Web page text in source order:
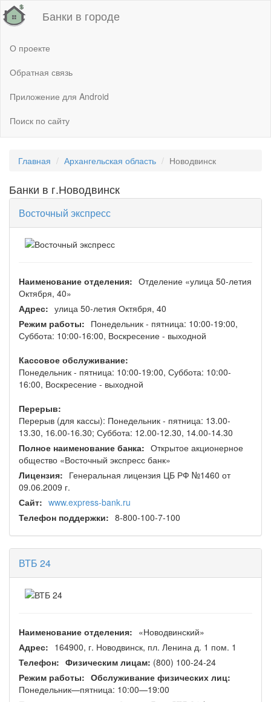
Банки в городе
О проекте
Обратная связь
Приложение для Android
Поиск по сайту
Главная Архангельская область Новодвинск
Банки в г.Новодвинск
Восточный экспресс
Наименование отделения: Отделение «улица 50-летия
Октября, 40»
Адрес: улица 50-летия Октября, 40
Режим работы: Понедельник - пятница: 10:00-19:00,
Суббота: 10:00-16:00, Воскресение - выходной
Кассовое обслуживание:
Понедельник - пятница: 10:00-19:00, Суббота: 10:00-
16:00, Воскресение - выходной
Перерыв:
Перерыв (для кассы): Понедельник - пятница: 13.00-
13.30, 16.00-16.30; Суббота: 12.00-12.30, 14.00-14.30
Полное наименование банка: Открытое акционерное
общество «Восточный экспресс банк»
Лицензия: Генеральная лицензия ЦБ РФ №1460 от
09.06.2009 г.
Сайт: www.express-bank.ru
Телефон поддержки: 8-800-100-7-100
ВТБ 24
Наименование отделения: «Новодвинский»
Адрес: 164900, г. Новодвинск, пл. Ленина д. 1 пом. 1
Телефон: Физическим лицам: (800) 100-24-24
Режим работы: Обслуживание физических лиц:
Понедельник—пятница: 10:00—19:00